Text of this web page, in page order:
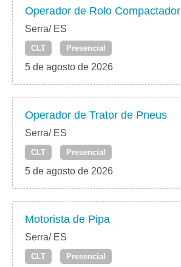
Operador de Rolo Compactador
Serra/ ES
CLT Presencial
5 de agosto de 2026
Operador de Trator de Pneus
Serra/ ES
CLT Presencial
5 de agosto de 2026
Motorista de Pipa
Serra/ ES
CLT Presencial